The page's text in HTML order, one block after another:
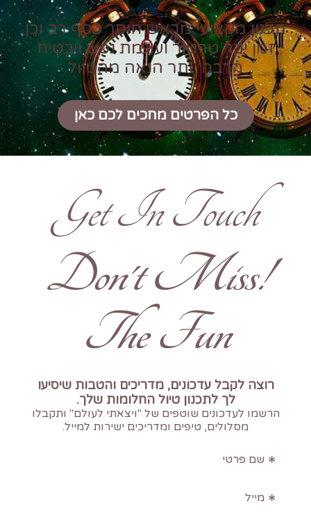
תכנון מקצועי מראש חוסך כסף רב וכן
זמן יקר טרטור ועוגמת נפש ויבטיח
הרבה יותר הנאה מהטיול
כל הפרטים מחכים לכם כאן
Get In Touch
!Don't Miss
The Fun